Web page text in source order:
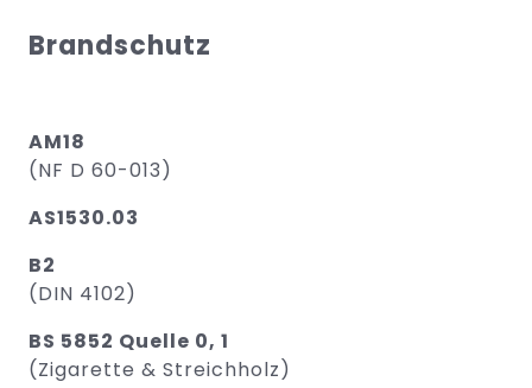
Brandschutz
AM18
(NF D 60-013)
AS1530.03
B2
(DIN 4102)
BS 5852 Quelle 0, 1
(Zigarette & Streichholz)